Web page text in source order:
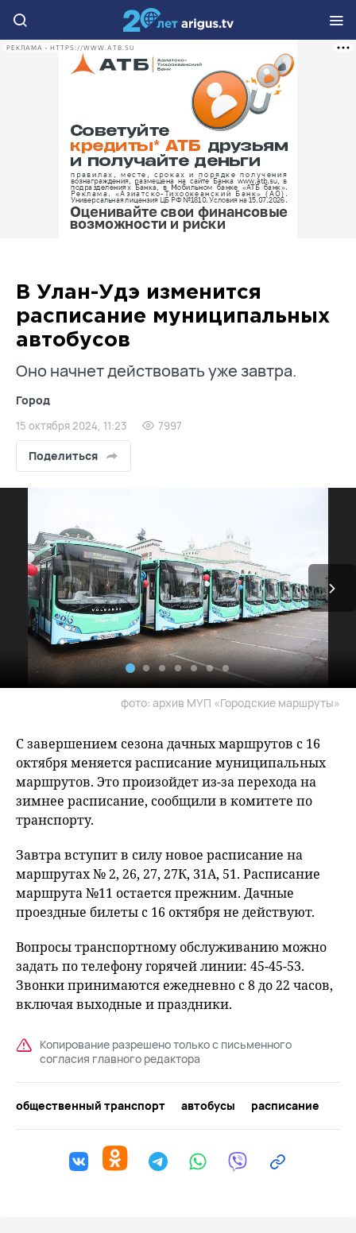
РЕКЛАМА • HTTPS://WWW.ATB.SU
В Улан-Удэ изменится
расписание муниципальных
автобусов
Оно начнет действовать уже завтра.
Город
15 октября 2024, 11:23 7997
Поделиться
фото: архив МУП «Городские маршруты»
С завершением сезона дачных маршрутов с 16
октября меняется расписание муниципальных
маршрутов. Это произойдет из-за перехода на
зимнее расписание, сообщили в комитете по
транспорту.
Завтра вступит в силу новое расписание на
маршрутах № 2, 26, 27, 27К, 31А, 51. Расписание
маршрута №11 остается прежним. Дачные
проездные билеты с 16 октября не действуют.
Вопросы транспортному обслуживанию можно
задать по телефону горячей линии: 45-45-53.
Звонки принимаются ежедневно с 8 до 22 часов,
включая выходные и праздники.
Копирование разрешено только с письменного
согласия главного редактора
общественный транспорт автобусы расписание